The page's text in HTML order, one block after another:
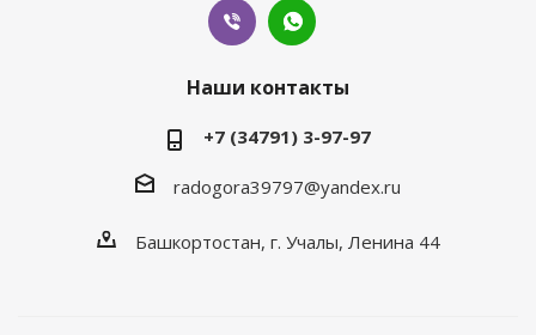
Наши контакты
+7 (34791) 3-97-97
radogora39797@yandex.ru
Башкортостан, г. Учалы, Ленина 44